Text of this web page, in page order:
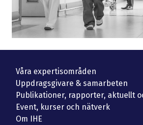
Våra expertisområden
Uppdragsgivare & samarbeten
Publikationer, rapporter, aktuellt
Event, kurser och nätverk
Om IHE